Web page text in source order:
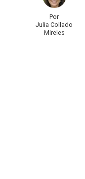
Por
Julia Collado
Mireles